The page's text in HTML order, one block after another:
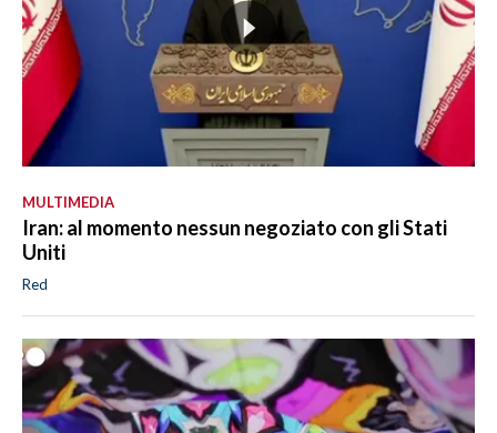
MULTIMEDIA
Iran: al momento nessun negoziato con gli Stati
Uniti
Red